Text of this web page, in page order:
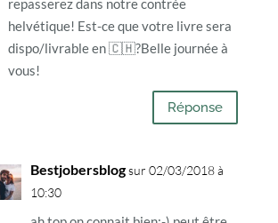
repasserez dans notre contrée
helvétique! Est-ce que votre livre sera
dispo/livrable en 🇨🇭?Belle journée à
vous!
Réponse
Bestjobersblogsur 02/03/2018 à
10:30